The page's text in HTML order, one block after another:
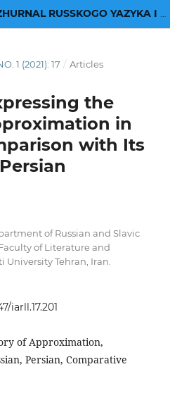
1 (2021): 17 / Articles
the
in
with Its
of Russian and Slavic
of Literature and
Tehran, Iran.
iarll.17.201
of Approximation,
Persian, Comparative